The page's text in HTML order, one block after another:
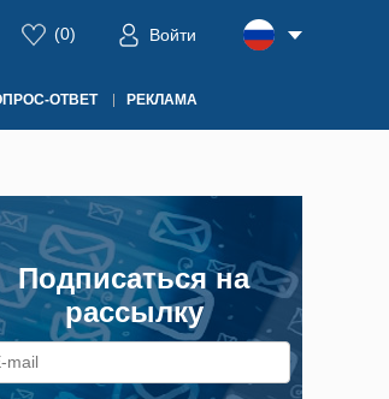
(0) Войти
ОТВЕТ РЕКЛАМА
Подписаться на
рассылку